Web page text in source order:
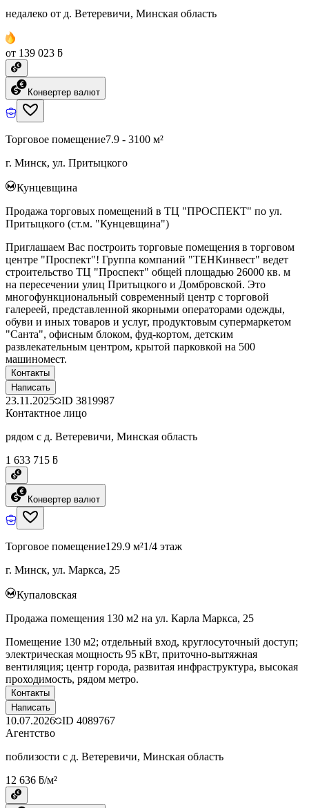
недалеко от д. Ветеревичи, Минская область
от 139 023 ƃ
Конвертер валют
Торговое помещение7.9 - 3100 м²
г. Минск, ул. Притыцкого
Кунцевщина
Продажа торговых помещений в ТЦ "ПРОСПЕКТ" по ул.
Притыцкого (ст.м. "Кунцевщина")
Приглашаем Вас построить торговые помещения в торговом
центре "Проспект"! Группа компаний "ТЕНКинвест" ведет
строительство ТЦ "Проспект" общей площадью 26000 кв. м
на пересечении улиц Притыцкого и Домбровской. Это
многофункциональный современный центр с торговой
галереей, представленной якорными операторами одежды,
обуви и иных товаров и услуг, продуктовым супермаркетом
"Санта", офисным блоком, фуд-кортом, детским
развлекательным центром, крытой парковкой на 500
машиномест.
Контакты
Написать
23.11.2025 ID 3819987
Контактное лицо
рядом с д. Ветеревичи, Минская область
1 633 715 ƃ
Конвертер валют
Торговое помещение129.9 м²1/4 этаж
г. Минск, ул. Маркса, 25
Купаловская
Продажа помещения 130 м2 на ул. Карла Маркса, 25
Помещение 130 м2; отдельный вход, круглосуточный доступ;
электрическая мощность 95 кВт, приточно-вытяжная
вентиляция; центр города, развитая инфраструктура, высокая
проходимость, рядом метро.
Контакты
Написать
10.07.2026 ID 4089767
Агентство
поблизости с д. Ветеревичи, Минская область
12 636 ƃ/м²